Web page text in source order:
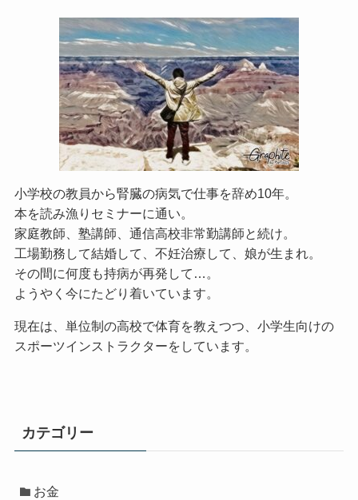
小学校の教員から腎臓の病気で仕事を辞め10年。
本を読み漁りセミナーに通い。
家庭教師、塾講師、通信高校非常勤講師と続け。
工場勤務して結婚して、不妊治療して、娘が生まれ。
その間に何度も持病が再発して…。
ようやく今にたどり着いています。
現在は、単位制の高校で体育を教えつつ、小学生向けの
スポーツインストラクターをしています。
カテゴリー
お金